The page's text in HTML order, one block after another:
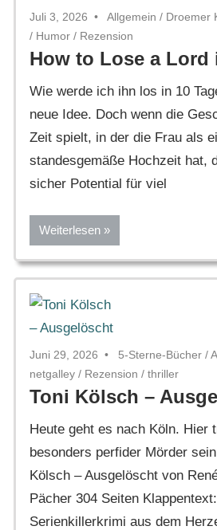
Juli 3, 2026 Allgemein / Droemer
/ Humor / Rezension
How to Lose a Lord
Wie werde ich ihn los in 10
neue Idee. Doch wenn die
Zeit spielt, in der die Frau als
standesgemäße Hochzeit hat,
sicher Potential für viel
Weiterlesen
Juni 29, 2026 5-Sterne-Bücher /
netgalley / Rezension / thriller
Toni Kölsch –
Heute geht es nach Köln. Hier
besonders perfider Mörder
Kölsch – Ausgelöscht von
Pächer 304 Seiten
Serienkillerkrimi aus dem